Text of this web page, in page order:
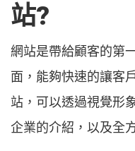
站?
網站是帶給顧客的第
面，能夠快速的讓客
站，可以透過視覺形
企業的介紹，以及全